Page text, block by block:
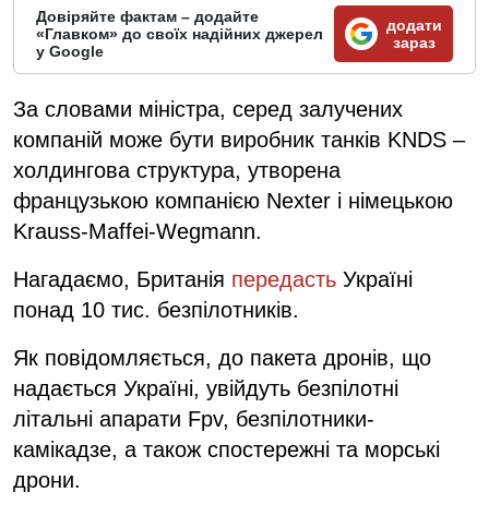
Довіряйте фактам – додайте
«Главком» до своїх надійних джерел
у Google
додати
зараз
За словами міністра, серед залучених
компаній може бути виробник танків KNDS –
холдингова структура, утворена
французькою компанією Nexter і німецькою
Krauss-Maffei-Wegmann.
Нагадаємо, Британія передасть Україні
понад 10 тис. безпілотників.
Як повідомляється, до пакета дронів, що
надається Україні, увійдуть безпілотні
літальні апарати Fpv, безпілотники-
камікадзе, а також спостережні та морські
дрони.